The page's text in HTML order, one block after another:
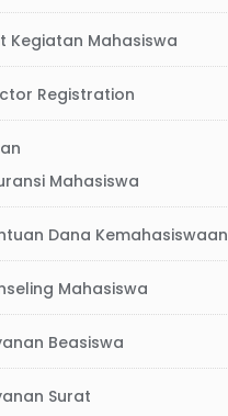
Kegiatan Mahasiswa
Registration
Mahasiswa
Dana Kemahasiswaan
Mahasiswa
Beasiswa
Surat